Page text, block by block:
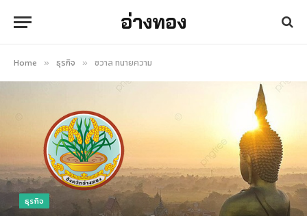
อ่างทอง
Home » ธุรกิจ » ชวาล ทนายความ
ธุรกิจ